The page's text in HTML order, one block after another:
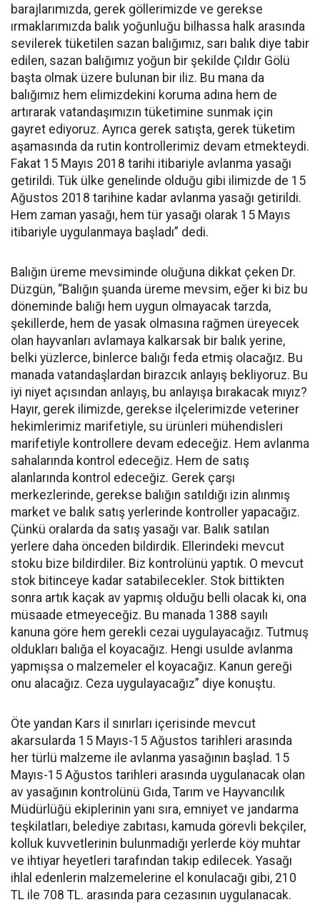
barajlarımızda, gerek göllerimizde ve gerekse
ırmaklarımızda balık yoğunluğu bilhassa halk arasında
sevilerek tüketilen sazan balığımız, sarı balık diye tabir
edilen, sazan balığımız yoğun bir şekilde Çıldır Gölü
başta olmak üzere bulunan bir iliz. Bu mana da
balığımız hem elimizdekini koruma adına hem de
artırarak vatandaşımızın tüketimine sunmak için
gayret ediyoruz. Ayrıca gerek satışta, gerek tüketim
aşamasında da rutin kontrollerimiz devam etmekteydi.
Fakat 15 Mayıs 2018 tarihi itibariyle avlanma yasağı
getirildi. Tük ülke genelinde olduğu gibi ilimizde de 15
Ağustos 2018 tarihine kadar avlanma yasağı getirildi.
Hem zaman yasağı, hem tür yasağı olarak 15 Mayıs
itibariyle uygulanmaya başladı” dedi.
Balığın üreme mevsiminde oluğuna dikkat çeken Dr.
Düzgün, “Balığın şuanda üreme mevsim, eğer ki biz bu
döneminde balığı hem uygun olmayacak tarzda,
şekillerde, hem de yasak olmasına rağmen üreyecek
olan hayvanları avlamaya kalkarsak bir balık yerine,
belki yüzlerce, binlerce balığı feda etmiş olacağız. Bu
manada vatandaşlardan birazcık anlayış bekliyoruz. Bu
iyi niyet açısından anlayış, bu anlayışa bırakacak mıyız?
Hayır, gerek ilimizde, gerekse ilçelerimizde veteriner
hekimlerimiz marifetiyle, su ürünleri mühendisleri
marifetiyle kontrollere devam edeceğiz. Hem avlanma
sahalarında kontrol edeceğiz. Hem de satış
alanlarında kontrol edeceğiz. Gerek çarşı
merkezlerinde, gerekse balığın satıldığı izin alınmış
market ve balık satış yerlerinde kontroller yapacağız.
Çünkü oralarda da satış yasağı var. Balık satılan
yerlere daha önceden bildirdik. Ellerindeki mevcut
stoku bize bildirdiler. Biz kontrolünü yaptık. O mevcut
stok bitinceye kadar satabilecekler. Stok bittikten
sonra artık kaçak av yapmış olduğu belli olacak ki, ona
müsaade etmeyeceğiz. Bu manada 1388 sayılı
kanuna göre hem gerekli cezai uygulayacağız. Tutmuş
oldukları balığa el koyacağız. Hengi usulde avlanma
yapmışsa o malzemeler el koyacağız. Kanun gereği
onu alacağız. Ceza uygulayacağız” diye konuştu.
Öte yandan Kars il sınırları içerisinde mevcut
akarsularda 15 Mayıs-15 Ağustos tarihleri arasında
her türlü malzeme ile avlanma yasağının başlad. 15
Mayıs-15 Ağustos tarihleri arasında uygulanacak olan
av yasağının kontrolünü Gıda, Tarım ve Hayvancılık
Müdürlüğü ekiplerinin yanı sıra, emniyet ve jandarma
teşkilatları, belediye zabıtası, kamuda görevli bekçiler,
kolluk kuvvetlerinin bulunmadığı yerlerde köy muhtar
ve ihtiyar heyetleri tarafından takip edilecek. Yasağı
ihlal edenlerin malzemelerine el konulacağı gibi, 210
TL ile 708 TL. arasında para cezasının uygulanacak.